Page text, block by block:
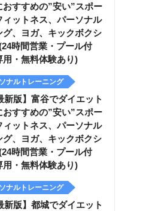
おすすめの”安い”スポー
ィットネス、パーソナル
グ、ヨガ、キックボクシ
時間営業・プール付
用・無料体験あり)
ナルトレーニング
新版】富谷でダイエット
おすすめの”安い”スポー
ィットネス、パーソナル
グ、ヨガ、キックボクシ
時間営業・プール付
用・無料体験あり)
ナルトレーニング
新版】都城でダイエット